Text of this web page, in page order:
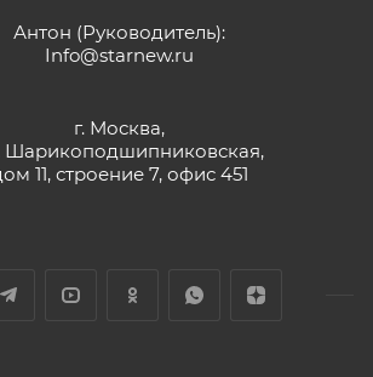
Антон (Руководитель):
Info@starnew.ru
г. Москва,
Шарикоподшипниковская,
11, строение 7, офис 451